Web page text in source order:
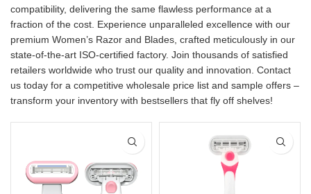
compatibility, delivering the same flawless performance at a
fraction of the cost. Experience unparalleled excellence with our
premium Women’s Razor and Blades, crafted meticulously in our
state-of-the-art ISO-certified factory. Join thousands of satisfied
retailers worldwide who trust our quality and innovation. Contact
us today for a competitive wholesale price list and sample offers –
transform your inventory with bestsellers that fly off shelves!